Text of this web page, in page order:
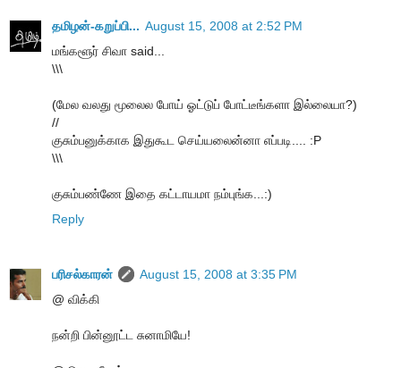
தமிழன்-கறுப்பி... August 15, 2008 at 2:52 PM
மங்களூர் சிவா said...
\\\
(மேல வலது மூலைல போய் ஓட்டுப் போட்டீங்களா இல்லையா?)
//
குசும்பனுக்காக இதுகூட செய்யலைன்னா எப்படி.... :P
\\\
குசும்பண்ணே இதை கட்டாயமா நம்புங்க...:)
Reply
பரிசல்காரன்
August 15, 2008 at 3:35 PM
@ விக்கி
நன்றி பின்னூட்ட சுனாமியே!